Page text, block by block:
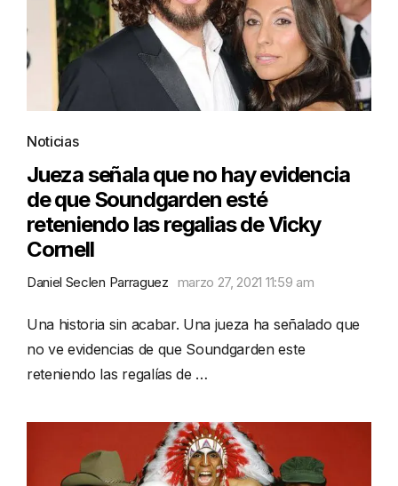
Noticias
Jueza señala que no hay evidencia
de que Soundgarden esté
reteniendo las regalias de Vicky
Cornell
Daniel Seclen Parraguez marzo 27, 2021 11:59 am
Una historia sin acabar. Una jueza ha señalado que
no ve evidencias de que Soundgarden este
reteniendo las regalías de …